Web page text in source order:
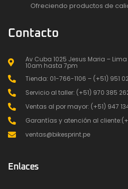
Ofreciendo productos de
Contacto
Av Cuba 1025 Jesus Maria –
10am hasta 7pm
Tienda: 01-766-1106 – (+51) 951
Servicio al taller: (+51) 970 385
Ventas al por mayor: (+51) 947 134
Garantías y atención al
ventas@bikesprint.pe
Enlaces